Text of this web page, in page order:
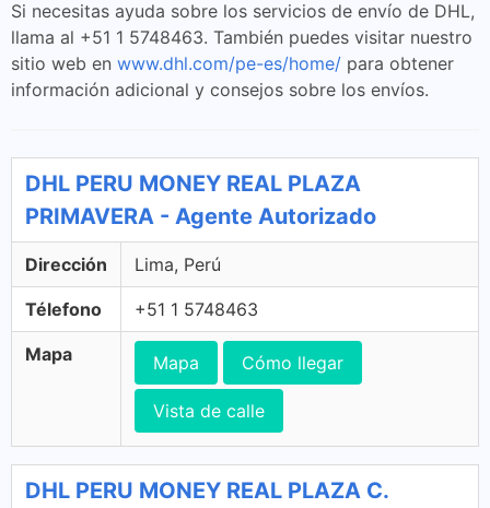
Si necesitas ayuda sobre los servicios de envío de DHL,
llama al +51 1 5748463. También puedes visitar nuestro
sitio web en www.dhl.com/pe-es/home/ para obtener
información adicional y consejos sobre los envíos.
DHL PERU MONEY REAL PLAZA
PRIMAVERA - Agente Autorizado
Dirección Lima, Perú
Télefono +51 1 5748463
Mapa Mapa Cómo llegar
Vista de calle
DHL PERU MONEY REAL PLAZA C.